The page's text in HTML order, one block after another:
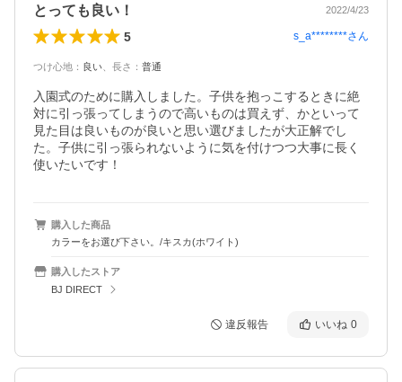
とっても良い！ 2022/4/23
5 s_a********さん
つけ心地 ： 良い 長さ ： 普通
入園式のために購入しました。子供を抱っこするときに絶
対に引っ張ってしまうので高いものは買えず、かといって
見た目は良いものが良いと思い選びましたが大正解でし
た。子供に引っ張られないように気を付けつつ大事に長く
使いたいです！
購入した商品
カラーをお選び下さい。/キスカ(ホワイト)
購入したストア
BJ DIRECT
違反報告 いいね 0